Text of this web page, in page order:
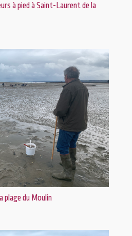
à pied à Saint-Laurent de la
plage du Moulin